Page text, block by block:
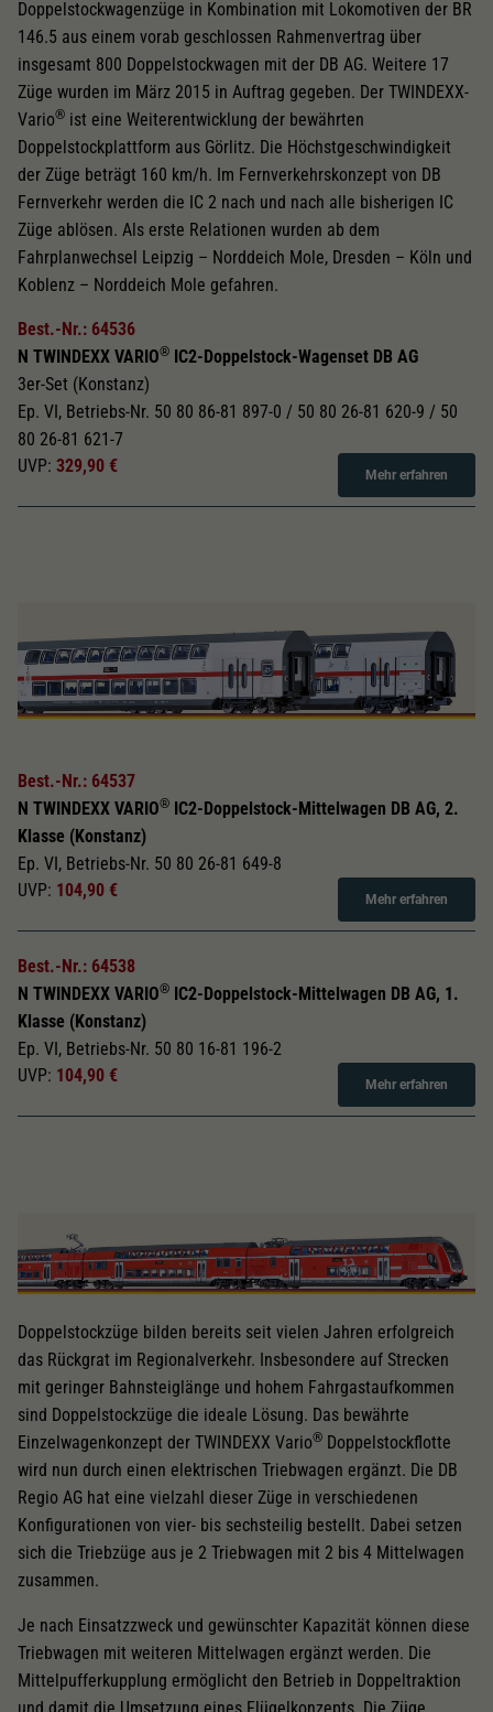
Doppelstockwagenzüge in Kombination mit Lokomotiven der BR
146.5 aus einem vorab geschlossen Rahmenvertrag über
insgesamt 800 Doppelstockwagen mit der DB AG. Weitere 17
Züge wurden im März 2015 in Auftrag gegeben. Der TWINDEXX-
Vario® ist eine Weiterentwicklung der bewährten
Doppelstockplattform aus Görlitz. Die Höchstgeschwindigkeit
der Züge beträgt 160 km/h. Im Fernverkehrskonzept von DB
Fernverkehr werden die IC 2 nach und nach alle bisherigen IC
Züge ablösen. Als erste Relationen wurden ab dem
Fahrplanwechsel Leipzig – Norddeich Mole, Dresden – Köln und
Koblenz – Norddeich Mole gefahren.
Best.-Nr.: 64536
N TWINDEXX VARIO® IC2-Doppelstock-Wagenset DB AG
3er-Set (Konstanz)
Ep. VI, Betriebs-Nr. 50 80 86-81 897-0 / 50 80 26-81 620-9 / 50
80 26-81 621-7
UVP: 329,90 € Mehr erfahren
Best.-Nr.: 64537
N TWINDEXX VARIO® IC2-Doppelstock-Mittelwagen DB AG, 2.
Klasse (Konstanz)
Ep. VI, Betriebs-Nr. 50 80 26-81 649-8
UVP: 104,90 € Mehr erfahren
Best.-Nr.: 64538
N TWINDEXX VARIO® IC2-Doppelstock-Mittelwagen DB AG, 1.
Klasse (Konstanz)
Ep. VI, Betriebs-Nr. 50 80 16-81 196-2
UVP: 104,90 € Mehr erfahren
Doppelstockzüge bilden bereits seit vielen Jahren erfolgreich
das Rückgrat im Regionalverkehr. Insbesondere auf Strecken
mit geringer Bahnsteiglänge und hohem Fahrgastaufkommen
sind Doppelstockzüge die ideale Lösung. Das bewährte
Einzelwagenkonzept der TWINDEXX Vario® Doppelstockflotte
wird nun durch einen elektrischen Triebwagen ergänzt. Die DB
Regio AG hat eine vielzahl dieser Züge in verschiedenen
Konfigurationen von vier- bis sechsteilig bestellt. Dabei setzen
sich die Triebzüge aus je 2 Triebwagen mit 2 bis 4 Mittelwagen
zusammen.
Je nach Einsatzzweck und gewünschter Kapazität können diese
Triebwagen mit weiteren Mittelwagen ergänzt werden. Die
Mittelpufferkupplung ermöglicht den Betrieb in Doppeltraktion